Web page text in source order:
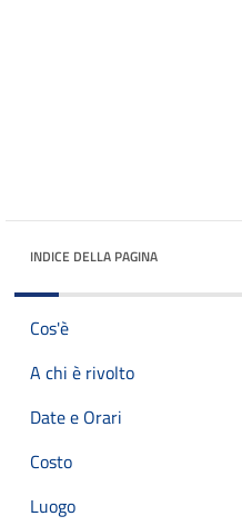
INDICE DELLA PAGINA
Cos'è
A chi è rivolto
Date e Orari
Costo
Luogo